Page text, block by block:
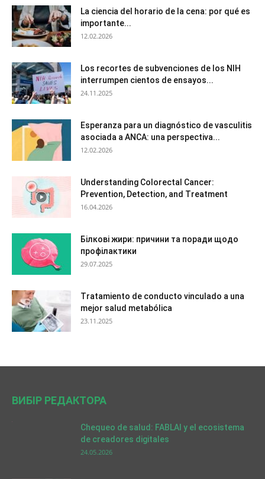
La ciencia del horario de la cena: por qué es
importante...
12.02.2026
Los recortes de subvenciones de los NIH
interrumpen cientos de ensayos...
24.11.2025
Esperanza para un diagnóstico de vasculitis
asociada a ANCA: una perspectiva...
12.02.2026
Understanding Colorectal Cancer:
Prevention, Detection, and Treatment
16.04.2026
Білкові жири: причини та поради щодо
профілактики
29.07.2025
Tratamiento de conducto vinculado a una
mejor salud metabólica
23.11.2025
ВИБІР РЕДАКТОРА
Chequeo de salud: FABLAI y el ecosistema
de creadores digitales
24.05.2026